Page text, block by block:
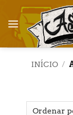
content
INÍCIO /